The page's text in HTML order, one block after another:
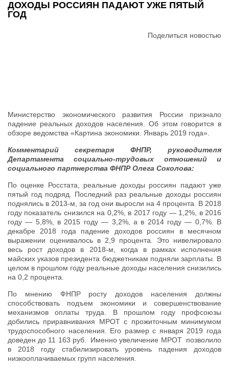
ДОХОДЫ РОССИЯН ПАДАЮТ УЖЕ ПЯТЫЙ
ГОД
Поделиться новостью
Министерство экономического развития России признало
падение реальных доходов населения. Об этом говорится в
обзоре ведомства «Картина экономики. Январь 2019 года».
Комментарий секретаря ФНПР, руководителя
Департамента социально-трудовых отношений и
социального партнерства ФНПР Олега Соколова:
По оценке Росстата, реальные доходы россиян падают уже
пятый год подряд. Последний раз реальные доходы россиян
поднялись в 2013-м, за год они выросли на 4 процента. В 2018
году показатель снизился на 0,2%, в 2017 году — 1,2%, в 2016
году — 5,8%, в 2015 году — 3,2%, а в 2014 году — 0,7%. В
декабре 2018 года падение доходов россиян в месячном
выражении оценивалось в 2,9 процента. Это нивелировало
весь рост доходов в 2018-м, когда в рамках исполнения
майских указов президента бюджетникам подняли зарплаты. В
целом в прошлом году реальные доходы населения снизились
на 0,2 процента.
По мнению ФНПР росту доходов населения должны
способствовать подъем экономики и совершенствование
механизмов оплаты труда. В прошлом году профсоюзы
добились приравнивания МРОТ с прожиточным минимумом
трудоспособного населения. Его размер с января 2019 года
доведен до 11 163 руб. Именно увеличение МРОТ позволило
в 2018 году стабилизировать уровень падения доходов
низкооплачиваемых групп населения.